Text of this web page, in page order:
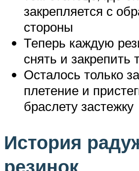
закрепляется с
стороны
Теперь каждую
снять и закрепить
Осталось только
плетение и
браслету застежку
История